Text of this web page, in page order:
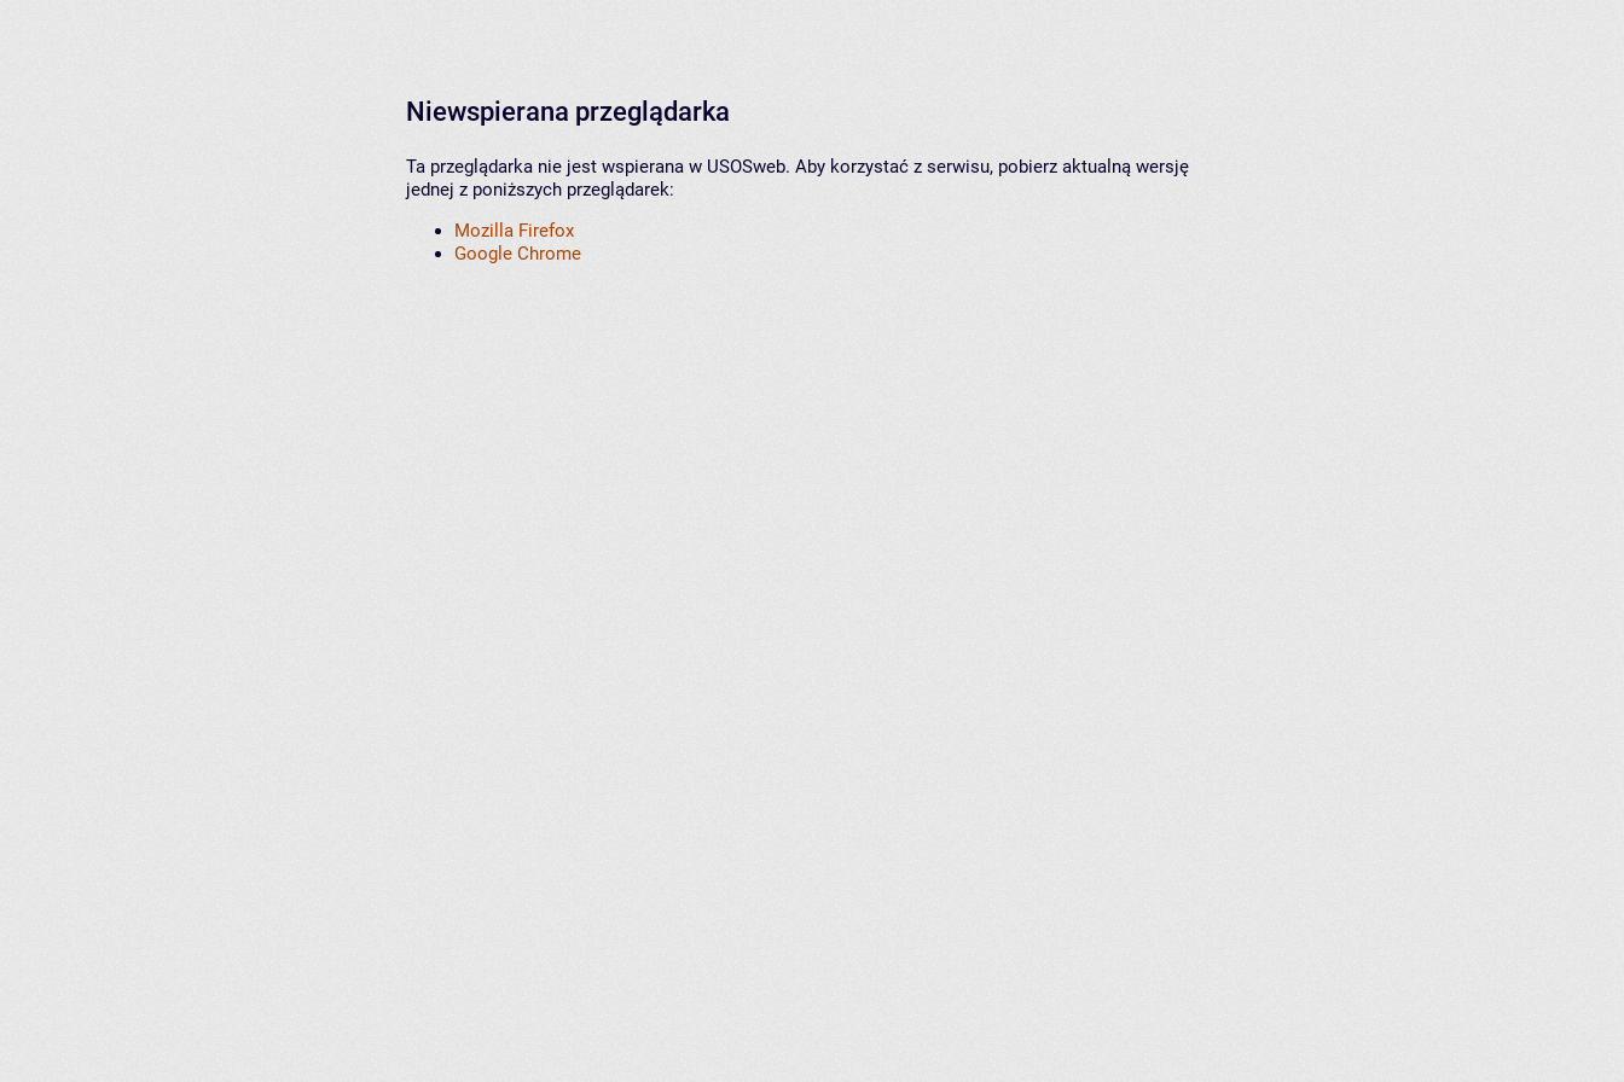
Niewspierana przeglądarka
Ta przeglądarka nie jest wspierana w USOSweb. Aby korzystać z serwisu, pobierz aktualną wersję
jednej z poniższych przeglądarek:
Mozilla Firefox
Google Chrome